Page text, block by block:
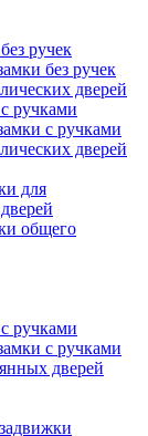
ручек
без ручек
дверей
ручками
с ручками
дверей
для
общего
ручками
с ручками
дверей